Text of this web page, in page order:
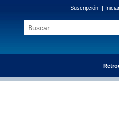
Suscripción |